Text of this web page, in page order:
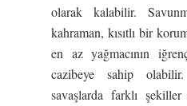
olarak kalabilir.
kahraman, kısıtlı bir
en az yağmacının
cazibeye sahip
savaşlarda farklı